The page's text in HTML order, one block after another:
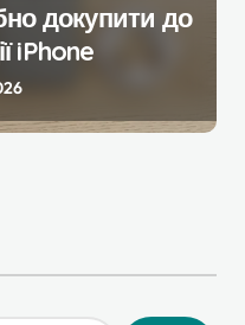
докупити до
iPhone